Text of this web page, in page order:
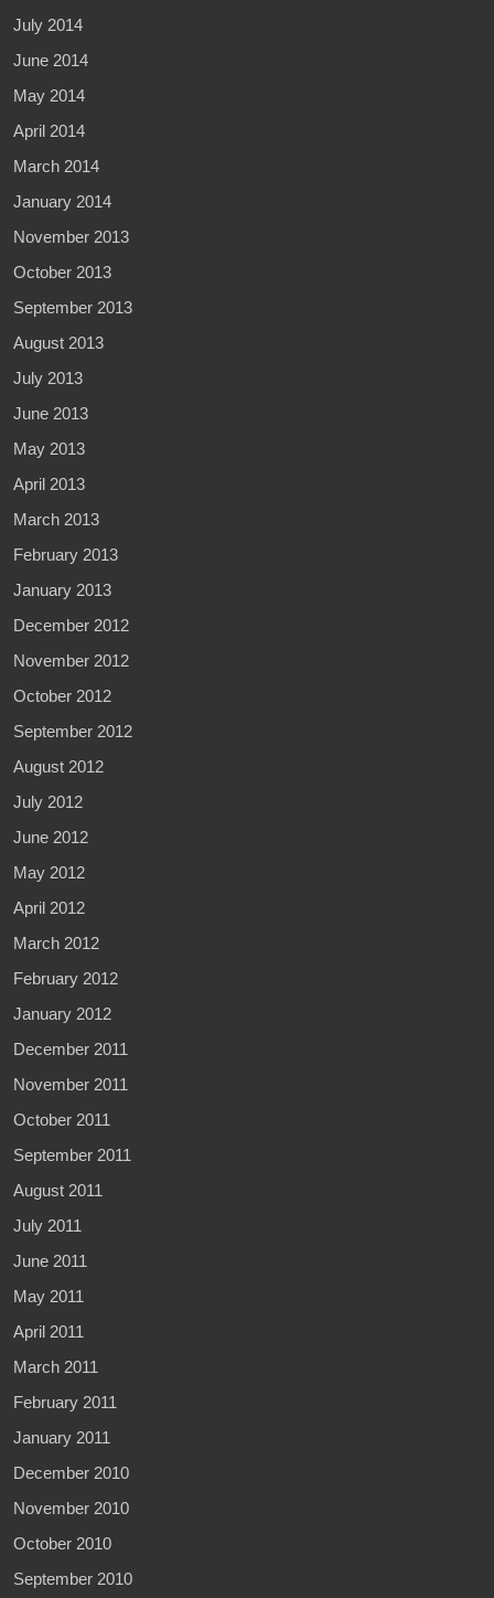
July 2014
June 2014
May 2014
April 2014
March 2014
January 2014
November 2013
October 2013
September 2013
August 2013
July 2013
June 2013
May 2013
April 2013
March 2013
February 2013
January 2013
December 2012
November 2012
October 2012
September 2012
August 2012
July 2012
June 2012
May 2012
April 2012
March 2012
February 2012
January 2012
December 2011
November 2011
October 2011
September 2011
August 2011
July 2011
June 2011
May 2011
April 2011
March 2011
February 2011
January 2011
December 2010
November 2010
October 2010
September 2010